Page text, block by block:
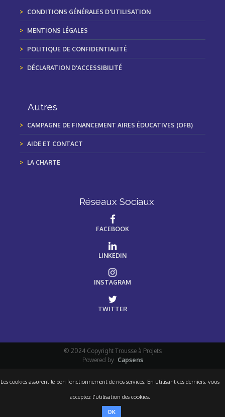
CONDITIONS GÉNÉRALES D'UTILISATION
MENTIONS LÉGALES
POLITIQUE DE CONFIDENTIALITÉ
DÉCLARATION D'ACCESSIBILITÉ
Autres
CAMPAGNE DE FINANCEMENT AIRES ÉDUCATIVES (OFB)
AIDE ET CONTACT
LA CHARTE
Réseaux Sociaux
FACEBOOK
LINKEDIN
INSTAGRAM
TWITTER
© 2024 Copyright Trousse à Projets
Powered by Capsens
Les cookies assurent le bon fonctionnement de nos services. En utilisant ces derniers, vous
acceptez l'utilisation des cookies.
OK